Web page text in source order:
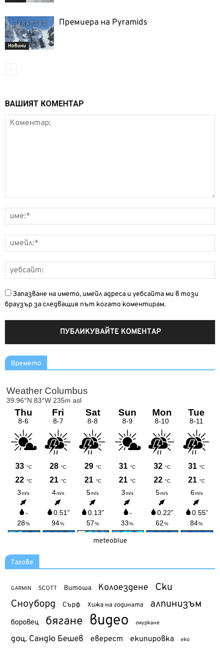
Новини
Премиера на Pyramids
ВАШИЯТ КОМЕНТАР
Запазване на името, имейл адреса и уебсайта ми в този
браузър за следващия път когато коментирам.
Времето
meteoblue
Тагове
GARMIN SCOTT Витоша Колоездене Ски
Сноуборд Сърф Хижа на годината алпинизъм
боровец бягане видео гмуркане
доц. Сандю Бешев еверест екипировка еко